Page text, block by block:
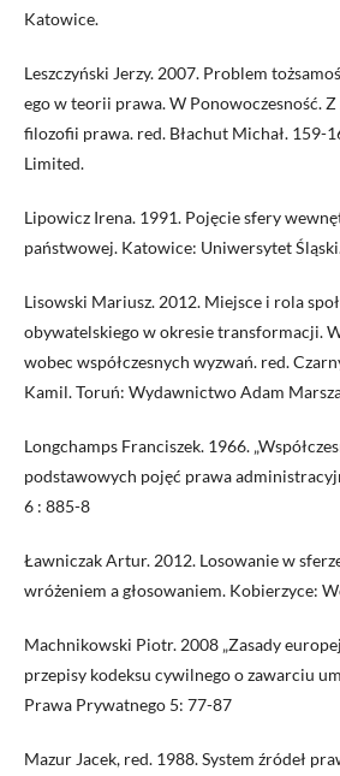
Katowice.
Leszczyński Jerzy. 2007. Problem
ego w teorii prawa. W Ponowoczesność.
filozofii prawa. red. Błachut Michał. 159-
Limited.
Lipowicz Irena. 1991. Pojęcie sfery
państwowej. Katowice: Uniwersytet
Lisowski Mariusz. 2012. Miejsce i rola
obywatelskiego w okresie transformacji.
wobec współczesnych wyzwań. red.
Kamil. Toruń: Wydawnictwo Adam
Longchamps Franciszek. 1966.
podstawowych pojęć prawa
6 : 885-8
Ławniczak Artur. 2012. Losowanie w
wróżeniem a głosowaniem. Kobierzyce:
Machnikowski Piotr. 2008 „Zasady
przepisy kodeksu cywilnego o zawarciu
Prawa Prywatnego 5: 77-87
Mazur Jacek, red. 1988. System źródeł